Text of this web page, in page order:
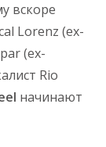
вскоре
Lorenz (ex-
(ex-
Rio
начинают